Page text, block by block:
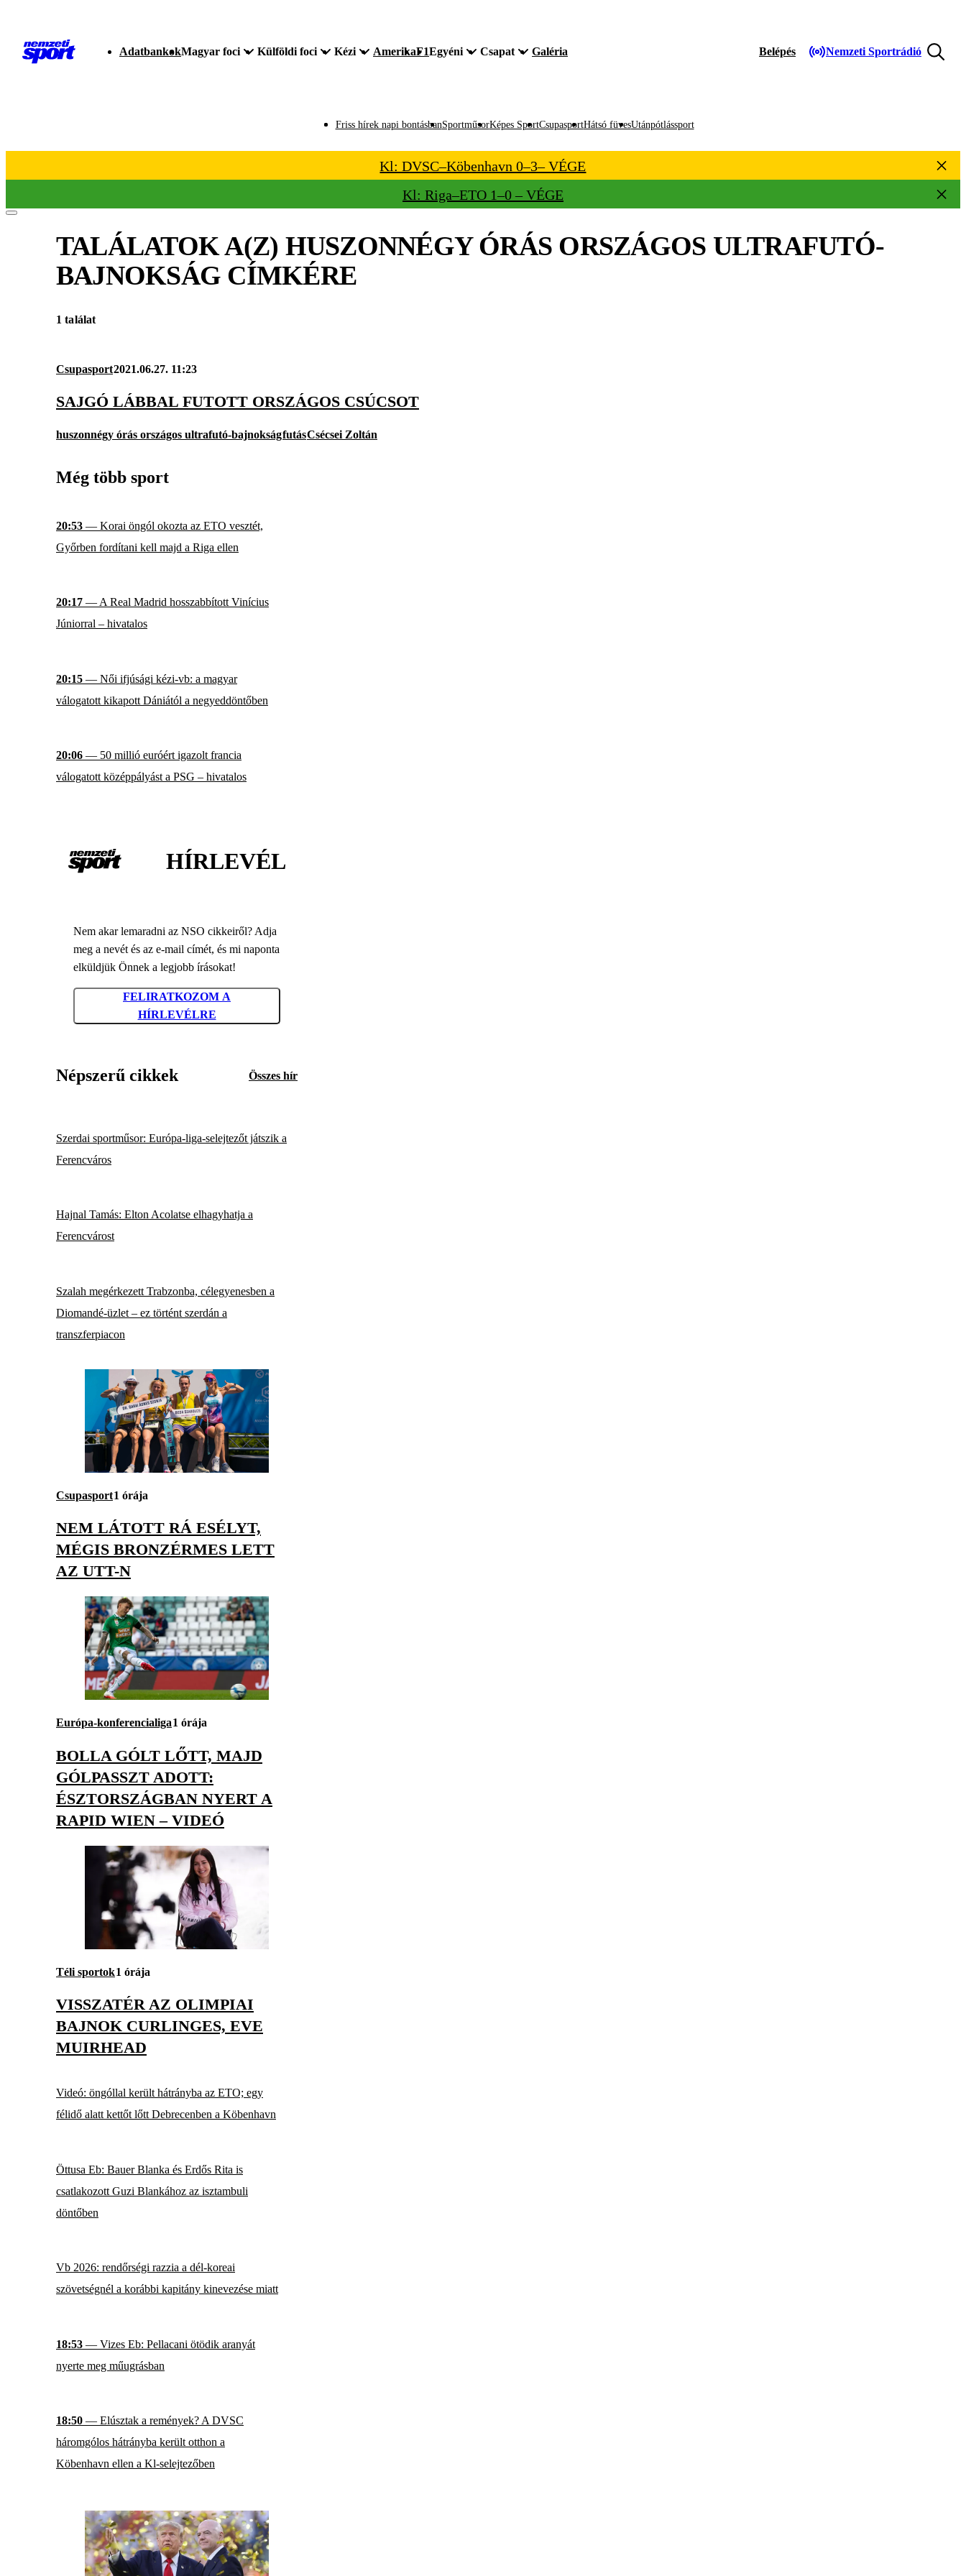
AdatbankokMagyar foci Külföldi foci Kézi AmerikaF1Egyéni Csapat Galéria Belépés Nemzeti Sportrádió
Friss hírek napi bontásbanSportműsorKépes SportCsupasportHátsó füvesUtánpótlássport
Kl: DVSC–Köbenhavn 0–3– VÉGE
Kl: Riga–ETO 1–0 – VÉGE
TALÁLATOK A(Z) HUSZONNÉGY ÓRÁS ORSZÁGOS ULTRAFUTÓ-
BAJNOKSÁG CÍMKÉRE
1 találat
Csupasport2021.06.27. 11:23
SAJGÓ LÁBBAL FUTOTT ORSZÁGOS CSÚCSOT
huszonnégy órás országos ultrafutó-bajnokságfutásCsécsei Zoltán
Még több sport
20:53 — Korai öngól okozta az ETO vesztét,
Győrben fordítani kell majd a Riga ellen
20:17 — A Real Madrid hosszabbított Vinícius
Júniorral – hivatalos
20:15 — Női ifjúsági kézi-vb: a magyar
válogatott kikapott Dániától a negyeddöntőben
20:06 — 50 millió euróért igazolt francia
válogatott középpályást a PSG – hivatalos
HÍRLEVÉL
Nem akar lemaradni az NSO cikkeiről? Adja
meg a nevét és az e-mail címét, és mi naponta
elküldjük Önnek a legjobb írásokat!
FELIRATKOZOM A
HÍRLEVÉLRE
Népszerű cikkek Összes hír
Szerdai sportműsor: Európa-liga-selejtezőt játszik a
Ferencváros
Hajnal Tamás: Elton Acolatse elhagyhatja a
Ferencvárost
Szalah megérkezett Trabzonba, célegyenesben a
Diomandé-üzlet – ez történt szerdán a
transzferpiacon
Csupasport1 órája
NEM LÁTOTT RÁ ESÉLYT,
MÉGIS BRONZÉRMES LETT
AZ UTT-N
Európa-konferencialiga1 órája
BOLLA GÓLT LŐTT, MAJD
GÓLPASSZT ADOTT:
ÉSZTORSZÁGBAN NYERT A
RAPID WIEN – VIDEÓ
Téli sportok1 órája
VISSZATÉR AZ OLIMPIAI
BAJNOK CURLINGES, EVE
MUIRHEAD
Videó: öngóllal került hátrányba az ETO; egy
félidő alatt kettőt lőtt Debrecenben a Köbenhavn
Öttusa Eb: Bauer Blanka és Erdős Rita is
csatlakozott Guzi Blankához az isztambuli
döntőben
Vb 2026: rendőrségi razzia a dél-koreai
szövetségnél a korábbi kapitány kinevezése miatt
18:53 — Vizes Eb: Pellacani ötödik aranyát
nyerte meg műugrásban
18:50 — Elúsztak a remények? A DVSC
háromgólos hátrányba került otthon a
Köbenhavn ellen a Kl-selejtezőben